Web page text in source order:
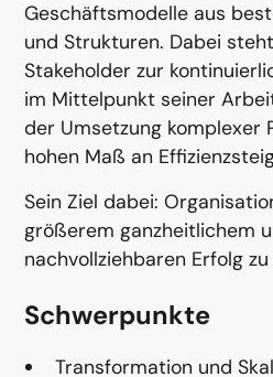
Geschäftsmodelle aus
und Strukturen. Dabei
Stakeholder zur
im Mittelpunkt seiner
der Umsetzung komplexer
hohen Maß an
Sein Ziel dabei:
größerem ganzheitlichem
nachvollziehbaren Erfolg
Schwerpunkte
Transformation und